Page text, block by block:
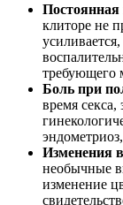
клиторе не
требующего
Боль при
время
Изменения
необычные
изменение